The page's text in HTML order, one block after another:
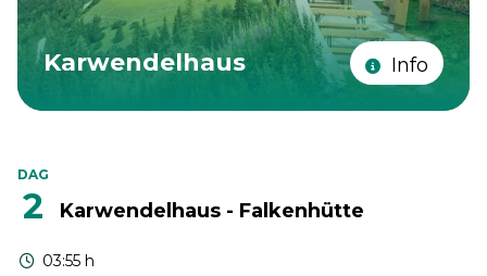
Karwendelhaus Info
DAG
2 Karwendelhaus - Falkenhütte
03:55 h